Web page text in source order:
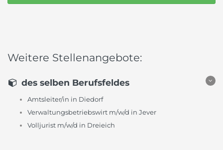
Weitere Stellenangebote:
des selben Berufsfeldes
Amtsleiter/in in Diedorf
Verwaltungsbetriebswirt m/w/d in Jever
Volljurist m/w/d in Dreieich